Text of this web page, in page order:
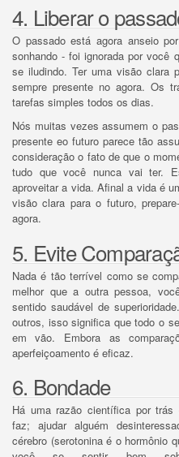
4. Liberar o
O passado está agora anseio
sonhando - foi ignorada por você
se iludindo. Ter uma visão clara
sempre presente no agora. Os
tarefas simples todos os dias.
Nós muitas vezes assumem o
presente eo futuro parece tão
consideração o fato de que o
tudo que você nunca vai ter.
aproveitar a vida. Afinal a vida é
visão clara para o futuro,
agora.
5. Evite
Nada é tão terrível como se
melhor que a outra pessoa,
sentido saudável de superioridade.
outros, isso significa que todo o
em vão. Embora as
aperfeiçoamento é eficaz.
6. Bondade
Há uma razão científica por
faz; ajudar alguém
cérebro (serotonina é o hormônio